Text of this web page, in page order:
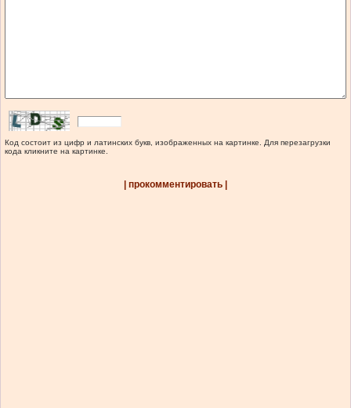
Код состоит из цифр и латинских букв, изображенных на картинке. Для перезагрузки
кода кликните на картинке.
| прокомментировать |